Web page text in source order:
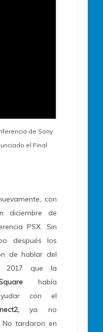
de Sony
el Final
con
diciembre de
PSX. Sin
después los
de hablar del
2017 que la
había
con el
ya no
No tardaron en